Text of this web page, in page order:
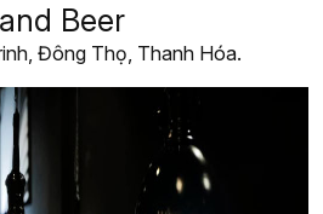
Beer
Đông Thọ, Thanh Hóa.